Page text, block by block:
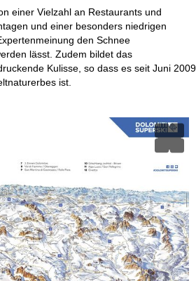
einer Vielzahl an Restaurants und
und einer besonders niedrigen
den Schnee
lässt. Zudem bildet das
Kulisse, so dass es seit Juni 2009
ist.